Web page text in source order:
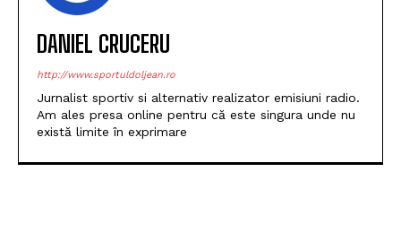
DANIEL CRUCERU
http://www.sportuldoljean.ro
Jurnalist sportiv si alternativ realizator emisiuni radio.
Am ales presa online pentru că este singura unde nu
există limite în exprimare